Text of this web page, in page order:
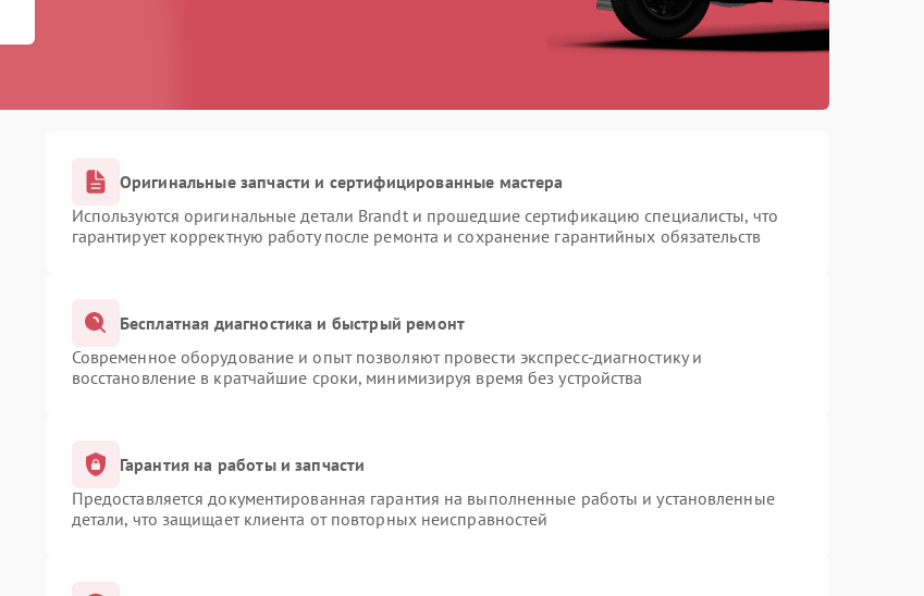
Оригинальные запчасти и сертифицированные мастера
Используются оригинальные детали Brandt и прошедшие сертификацию специалисты, что
гарантирует корректную работу после ремонта и сохранение гарантийных обязательств
Бесплатная диагностика и быстрый ремонт
Современное оборудование и опыт позволяют провести экспресс-диагностику и
восстановление в кратчайшие сроки, минимизируя время без устройства
Гарантия на работы и запчасти
Предоставляется документированная гарантия на выполненные работы и установленные
детали, что защищает клиента от повторных неисправностей